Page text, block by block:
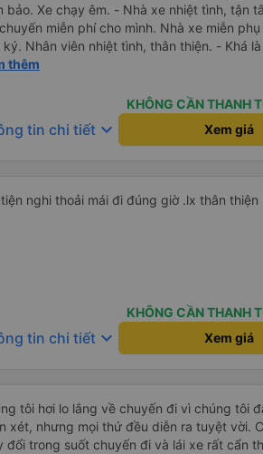
bảo. Xe chạy êm. - Nhà xe nhiệt tình, tận
miễn phí cho mình. Nhà xe miễn
ký. Nhân viên nhiệt tình, thân thiện. - Khá
an toàn. Chu đáo, thân thiện, nhiệt tình. -
kịp giờ check-in sân bay nên cho 5 sao.
thêm
KHÔNG CẦN THANH
tin chi tiết keyboard_arrow_down Xem giá
Rất tiện nghi thoải mái đi đúng
KHÔNG CẦN THANH
tin chi tiết keyboard_arrow_down Xem giá
tôi hơi lo lắng về chuyến đi vì chúng tôi
xét, nhưng mọi thứ đều diễn ra tuyệt vời.
đổi trong suốt chuyến đi và lái xe rất cẩn